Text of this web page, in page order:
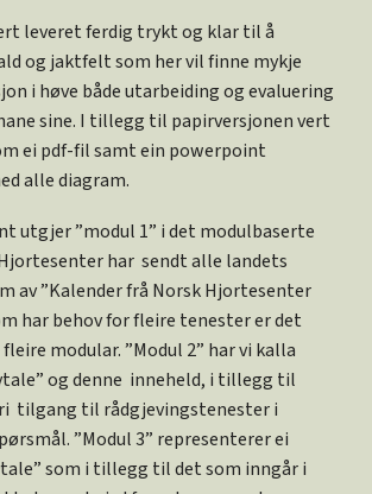
leveret ferdig trykt og klar til å
og jaktfelt som her vil finne mykje
i høve både utarbeiding og evaluering
sine. I tillegg til papirversjonen vert
ei pdf-fil samt ein powerpoint
alle diagram.
utgjer ”modul 1” i det modulbaserte
har sendt alle landets
av ”Kalender frå Norsk Hjortesenter
har behov for fleire tenester er det
modular. ”Modul 2” har vi kalla
og denne inneheld, i tillegg til
tilgang til rådgjevingstenester i
”Modul 3” representerer ei
som i tillegg til det som inngår i